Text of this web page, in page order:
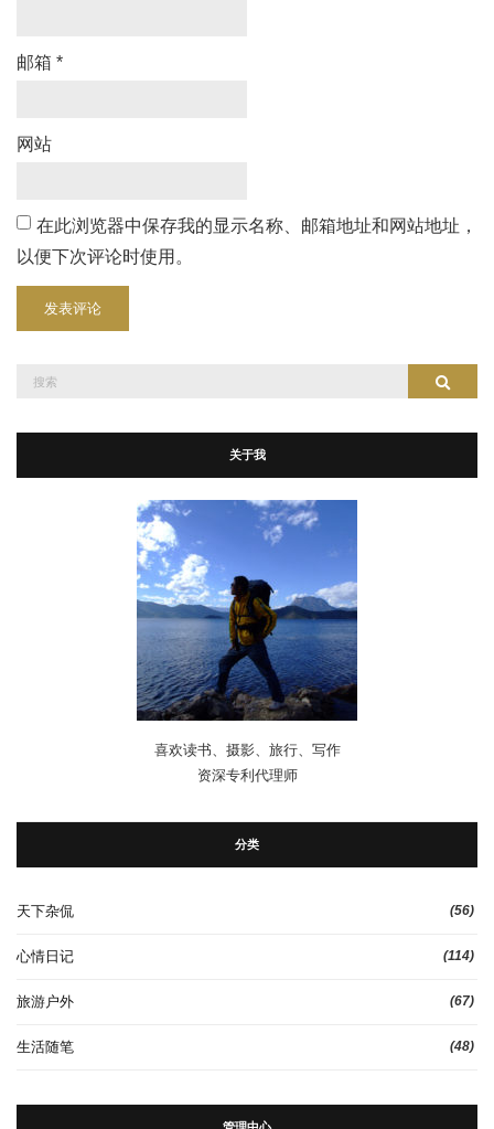
邮箱 *
网站
在此浏览器中保存我的显示名称、邮箱地址和网站地址，
以便下次评论时使用。
搜索
关于我
喜欢读书、摄影、旅行、写作
资深专利代理师
分类
天下杂侃 (56)
心情日记 (114)
旅游户外 (67)
生活随笔 (48)
管理中心